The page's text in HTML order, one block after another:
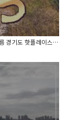
경기도 가볼만한곳 베스트,경기도 7월 여행지/2021년 여름 경기도 핫플레이스 베스트 5/경기도여행,경기도여행지,여행,경기도당일치기,경기도여행추천,6월여행지,7월여행지,8월여행지